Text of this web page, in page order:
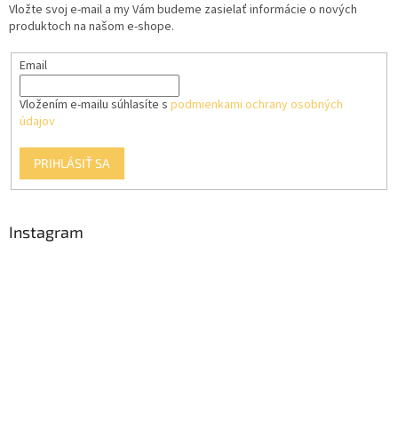
Vložte svoj e-mail a my Vám budeme zasielať informácie o nových
produktoch na našom e-shope.
Email
Vložením e-mailu súhlasíte s podmienkami ochrany osobných
údajov
PRIHLÁSIŤ SA
Instagram